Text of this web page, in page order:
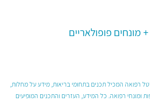
מונחים פופולאריים
רפואה המכיל תכנים בתחומי בריאות, מידע על מחלות,
ומונחי רפואה. כל המידע, העזרים והתכנים המופיעים